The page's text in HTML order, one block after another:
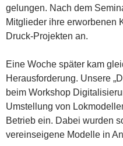
gelungen. Nach dem
Mitglieder ihre erworbenen
Druck-Projekten an.
Eine Woche später kam
Herausforderung. Unsere
beim Workshop
Umstellung von
Betrieb ein. Dabei wurden
vereinseigene Modelle in